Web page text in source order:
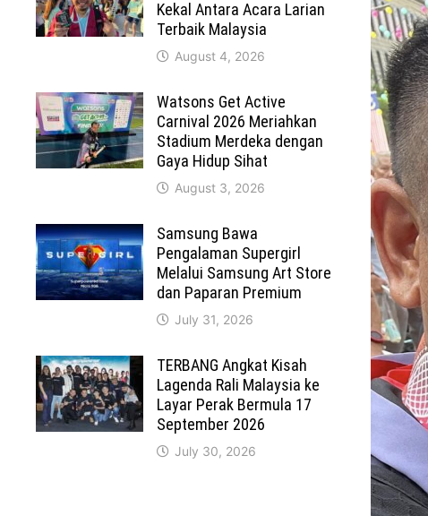
Kekal Antara Acara Larian
Terbaik Malaysia
August 4, 2026
Watsons Get Active
Carnival 2026 Meriahkan
Stadium Merdeka dengan
Gaya Hidup Sihat
August 3, 2026
Samsung Bawa
Pengalaman Supergirl
Melalui Samsung Art Store
dan Paparan Premium
July 31, 2026
TERBANG Angkat Kisah
Lagenda Rali Malaysia ke
Layar Perak Bermula 17
September 2026
July 30, 2026